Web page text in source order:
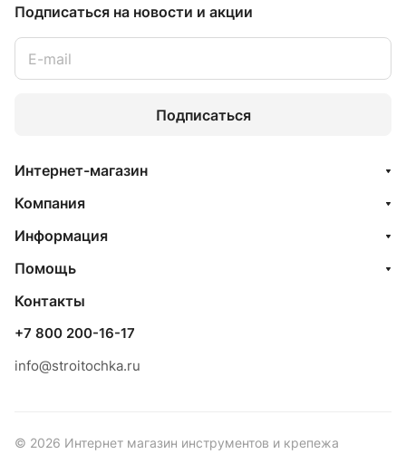
Подписаться на новости и акции
Подписаться
Интернет-магазин
Компания
Информация
Помощь
Контакты
+7 800 200-16-17
info@stroitochka.ru
© 2026 Интернет магазин инструментов и крепежа